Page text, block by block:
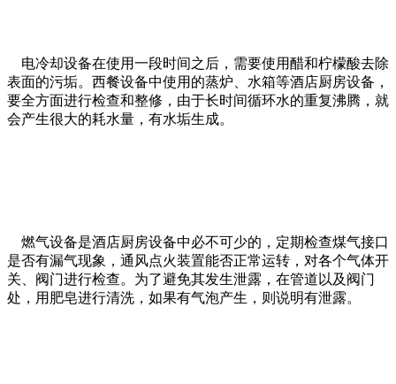
电冷却设备在使用一段时间之后，需要使用醋和柠檬酸去除
表面的污垢。西餐设备中使用的蒸炉、水箱等酒店厨房设备，
要全方面进行检查和整修，由于长时间循环水的重复沸腾，就
会产生很大的耗水量，有水垢生成。
燃气设备是酒店厨房设备中必不可少的，定期检查煤气接口
是否有漏气现象，通风点火装置能否正常运转，对各个气体开
关、阀门进行检查。为了避免其发生泄露，在管道以及阀门
处，用肥皂进行清洗，如果有气泡产生，则说明有泄露。